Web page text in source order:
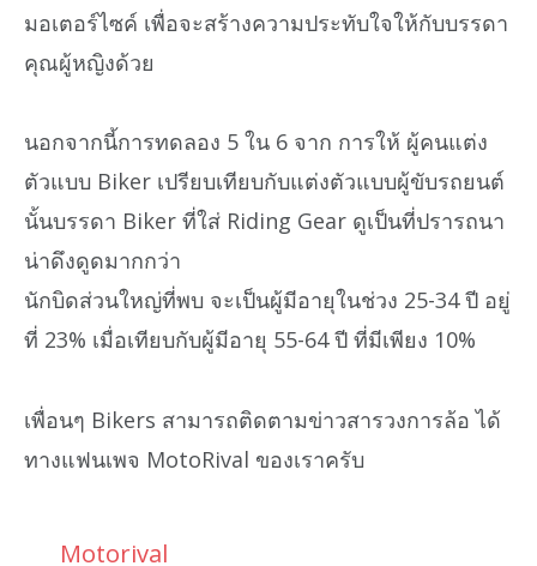
มอเตอร์ไซค์ เพื่อจะสร้างความประทับใจให้กับบรรดา
คุณผู้หญิงด้วย
นอกจากนี้การทดลอง 5 ใน 6 จาก การให้ ผู้คนแต่ง
ตัวแบบ Biker เปรียบเทียบกับแต่งตัวแบบผู้ขับรถยนต์
นั้นบรรดา Biker ที่ใส่ Riding Gear ดูเป็นที่ปรารถนา
น่าดึงดูดมากกว่า
นักบิดส่วนใหญ่ที่พบ จะเป็นผู้มีอายุในช่วง 25-34 ปี อยู่
ที่ 23% เมื่อเทียบกับผู้มีอายุ 55-64 ปี ที่มีเพียง 10%
เพื่อนๆ Bikers สามารถติดตามข่าวสารวงการล้อ ได้
ทางแฟนเพจ MotoRival ของเราครับ
Motorival